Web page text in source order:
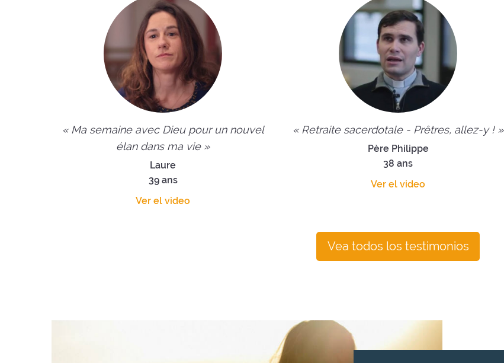
« Ma semaine avec Dieu pour un nouvel
élan dans ma vie »
Laure
39 ans
Ver el video
« Retraite sacerdotale - Prêtres, allez-y ! »
Père Philippe
38 ans
Ver el video
Vea todos los testimonios